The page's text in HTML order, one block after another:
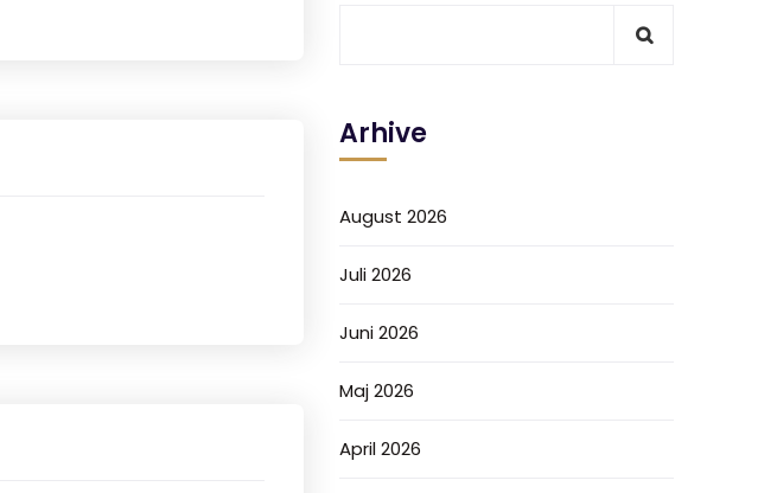
Arhive
August 2026
Juli 2026
Juni 2026
Maj 2026
April 2026